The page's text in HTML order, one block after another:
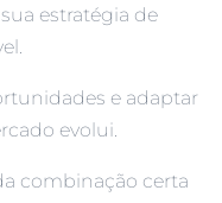
estratégia de
e adaptar
evolui.
combinação certa